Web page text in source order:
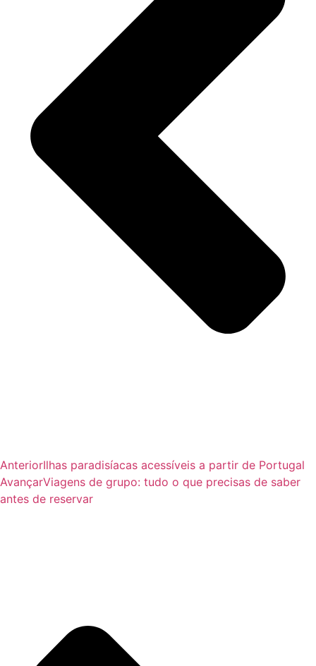
AnteriorIlhas paradisíacas acessíveis a partir de Portugal
AvançarViagens de grupo: tudo o que precisas de saber
antes de reservar